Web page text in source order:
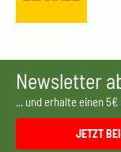
Newsletter
... und erhalte einen
JETZT